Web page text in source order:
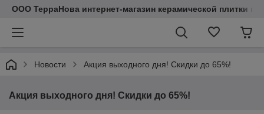
ООО ТерраНова интернет-магазин керамической плитки и
Новости Акция выходного дня! Скидки до 65%!
Акция выходного дня! Скидки до 65%!